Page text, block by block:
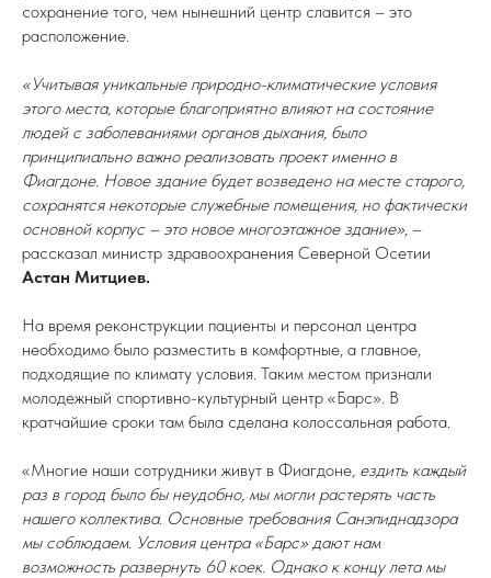
сохранение того, чем нынешний центр славится – это
расположение.
«Учитывая уникальные природно-климатические условия
этого места, которые благоприятно влияют на состояние
людей с заболеваниями органов дыхания, было
принципиально важно реализовать проект именно в
Фиагдоне. Новое здание будет возведено на месте старого,
сохранятся некоторые служебные помещения, но фактически
основной корпус – это новое многоэтажное здание», –
рассказал министр здравоохранения Северной Осетии
Астан Митциев.
На время реконструкции пациенты и персонал центра
необходимо было разместить в комфортные, а главное,
подходящие по климату условия. Таким местом признали
молодежный спортивно-культурный центр «Барс». В
кратчайшие сроки там была сделана колоссальная работа.
«Многие наши сотрудники живут в Фиагдоне, ездить каждый
раз в город было бы неудобно, мы могли растерять часть
нашего коллектива. Основные требования Санэпиднадзора
мы соблюдаем. Условия центра «Барс» дают нам
возможность развернуть 60 коек. Однако к концу лета мы